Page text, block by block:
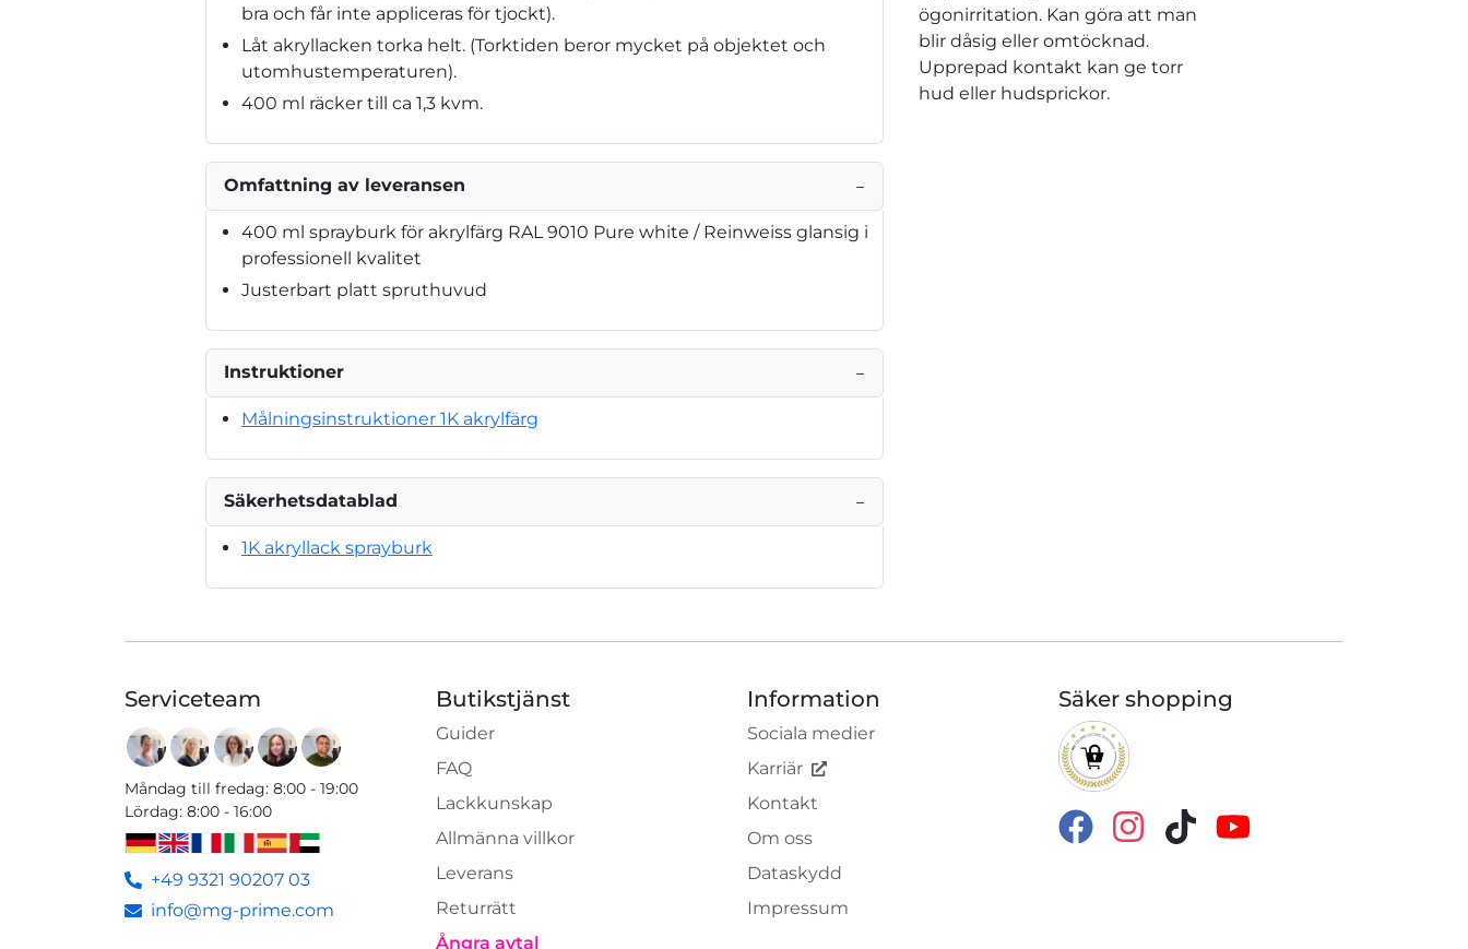
bra och får inte appliceras för tjockt).
Låt akryllacken torka helt. (Torktiden beror mycket på objektet och
utomhustemperaturen).
400 ml räcker till ca 1,3 kvm.
Omfattning av leveransen −
400 ml sprayburk för akrylfärg RAL 9010 Pure white / Reinweiss glansig i
professionell kvalitet
Justerbart platt spruthuvud
Instruktioner −
Målningsinstruktioner 1K akrylfärg
Säkerhetsdatablad −
1K akryllack sprayburk
ögonirritation. Kan göra att man
blir dåsig eller omtöcknad.
Upprepad kontakt kan ge torr
hud eller hudsprickor.
Serviceteam
Måndag till fredag: 8:00 - 19:00
Lördag: 8:00 - 16:00
+49 9321 90207 03
info@mg-prime.com
Butikstjänst
Guider
FAQ
Lackkunskap
Allmänna villkor
Leverans
Returrätt
Ångra avtal
Information
Sociala medier
Karriär
Kontakt
Om oss
Dataskydd
Impressum
Säker shopping